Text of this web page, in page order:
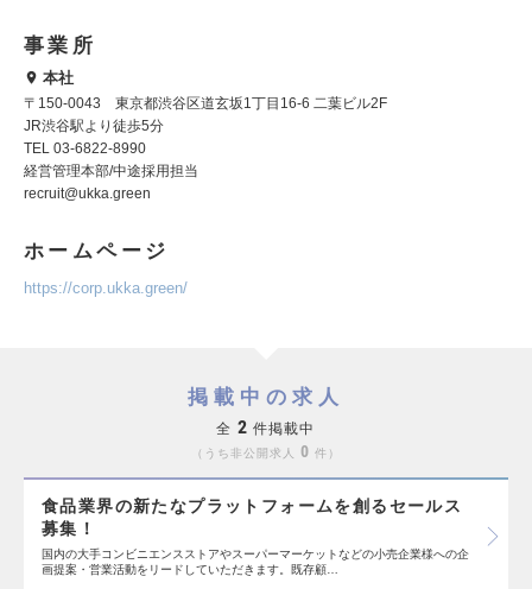
事業所
本社
〒150-0043 東京都渋谷区道玄坂1丁目16-6 二葉ビル2F
JR渋谷駅より徒歩5分
TEL 03-6822-8990
経営管理本部/中途採用担当
recruit@ukka.green
ホームページ
https://corp.ukka.green/
掲載中の求人
全 2 件掲載中
うち非公開求人 0 件
食品業界の新たなプラットフォームを創るセールス
募集！
国内の大手コンビニエンスストアやスーパーマーケットなどの小売企業様への企
画提案・営業活動をリードしていただきます。既存顧…